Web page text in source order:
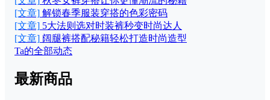
[文章] 解锁春季服装穿搭的色彩密码
[文章] 5大法则选对时装裤秒变时尚达人
[文章] 阔腿裤搭配秘籍轻松打造时尚造型
Ta的全部动态
最新商品